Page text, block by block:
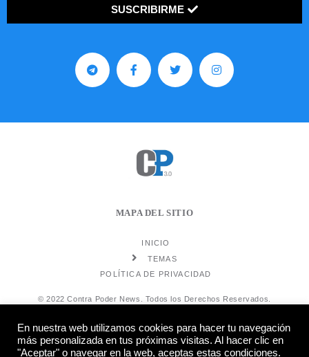
SUSCRIBIRME
MAPA DEL SITIO
INICIO
TEMAS
POLÍTICA DE PRIVACIDAD
© 2022 Contra Poder News. Todos los Derechos Reservados.
En nuestra web utilizamos cookies para hacer tu navegación
más personalizada en tus próximas visitas. Al hacer clic en
"Aceptar" o navegar en la web, aceptas estas condiciones.